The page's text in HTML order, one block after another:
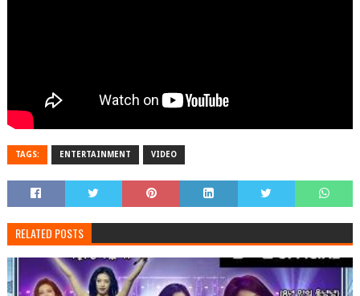
TAGS: ENTERTAINMENT VIDEO
RELATED POSTS